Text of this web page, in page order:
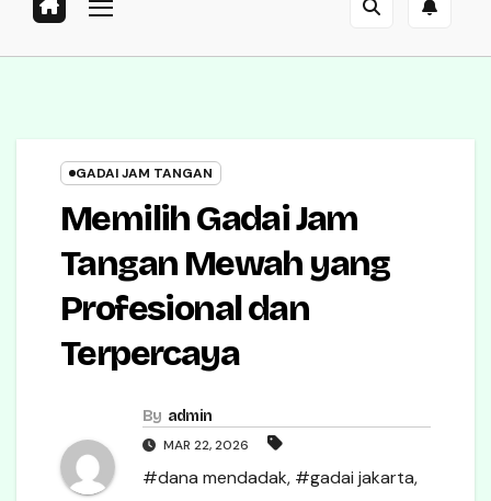
GADAI JAM TANGAN
Memilih Gadai Jam
Tangan Mewah yang
Profesional dan
Terpercaya
By admin
MAR 22, 2026
#dana mendadak, #gadai jakarta,